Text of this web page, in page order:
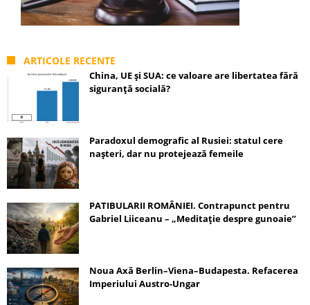
ARTICOLE RECENTE
China, UE și SUA: ce valoare are libertatea fără
siguranță socială?
Paradoxul demografic al Rusiei: statul cere
nașteri, dar nu protejează femeile
PATIBULARII ROMÂNIEI. Contrapunct pentru
Gabriel Liiceanu – „Meditație despre gunoaie”
Noua Axă Berlin–Viena–Budapesta. Refacerea
Imperiului Austro-Ungar